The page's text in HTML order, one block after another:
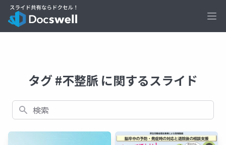
タグ #不整脈 に関するスライド
検索